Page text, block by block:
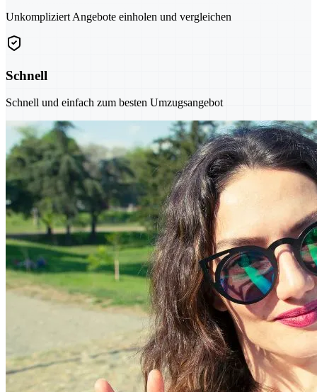
Unkompliziert Angebote einholen und vergleichen
Schnell
Schnell und einfach zum besten Umzugsangebot